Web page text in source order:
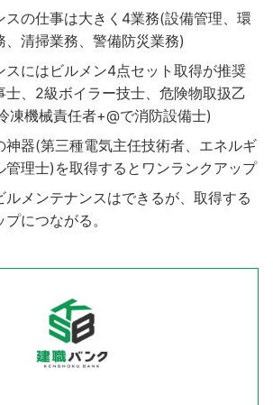
スの仕事は大きく4業務(設備管理、環
、清掃業務、警備防災業務)
スにはビルメン4点セット取得が推奨
士、2級ボイラー技士、危険物取扱乙
凍機械責任者+@で消防設備士)
神器(第三種電気主任技術者、エネルギ
管理士)を取得するとワンランクアップ
ルメンテナンスはできるが、取得する
につながる。